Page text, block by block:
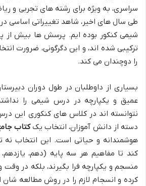
سراسری، به ویژه برای رشته های تجربی و
طی سال های اخیر، شاهد تغییراتی اساسی
شیمی کنکور بوده ایم. پرسش ها بیش از
ترکیبی شده اند، و این دگرگونی، ضرورت
را دوچندان می کند.
بسیاری از داوطلبان در طول دوران
عمیق و یکپارچه در درس شیمی را
نتوانسته اند در کلاس های کنکوری این
دسته از دانش آموزان، انتخاب یککتاب
هوشمندانه و حیاتی است. این انتخاب
کند تا مفاهیم هر سه پایه (دهم،
منسجم و یکپارچه فرا بگیرند، بلکه در
کرده و انسجام لازم را در روش مطالعه